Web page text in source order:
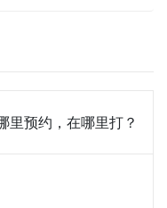
里预约，在哪里打？